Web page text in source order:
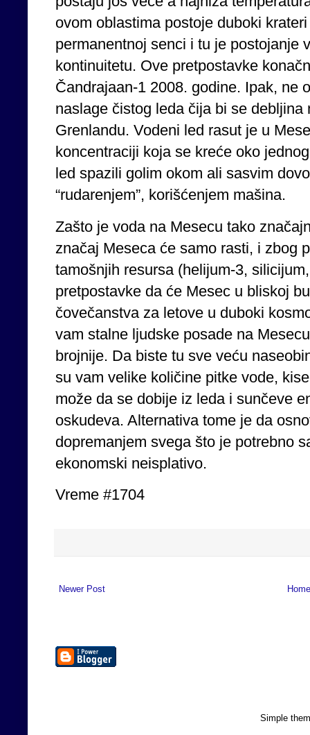
ovom oblastima postoje duboki
permanentnoj senci i tu je postojanje
kontinuitetu. Ove pretpostavke
Čandrajaan-1 2008. godine. Ipak, ne
naslage čistog leda čija bi se
Grenlandu. Vodeni led rasut je u
koncentraciji koja se kreće oko
led spazili golim okom ali sasvim
“rudarenjem”, korišćenjem mašina.
Zašto je voda na Mesecu tako
značaj Meseca će samo rasti, i zbog
tamošnjih resursa (helijum-3,
pretpostavke da će Mesec u bliskoj
čovečanstva za letove u duboki
vam stalne ljudske posade na
brojnije. Da biste tu sve veću
su vam velike količine pitke vode,
može da se dobije iz leda i sunčeve
oskudeva. Alternativa tome je da
dopremanjem svega što je potrebno
ekonomski neisplativo.
Vreme #1704
Newer Post Home
Simple